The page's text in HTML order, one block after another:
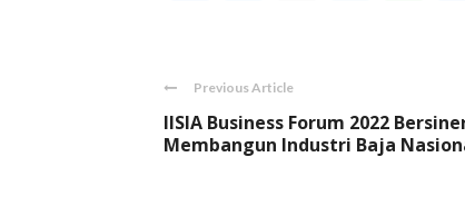
Previous Article
IISIA Business Forum 2022
Membangun Industri Baja